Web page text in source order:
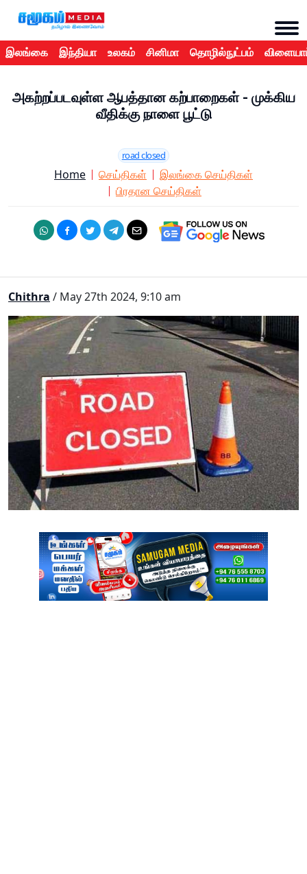
இலங்கை இந்தியா உலகம் சினிமா தொழில்நுட்பம்
அகற்றப்படவுள்ள ஆபத்தான கற்பாறைகள் - முக்கிய
வீதிக்கு நாளை பூட்டு
road closed
Home செய்திகள்
இலங்கை செய்திகள்
பிரதான செய்திகள்
Chithra / May 27th 2024, 9:10 am